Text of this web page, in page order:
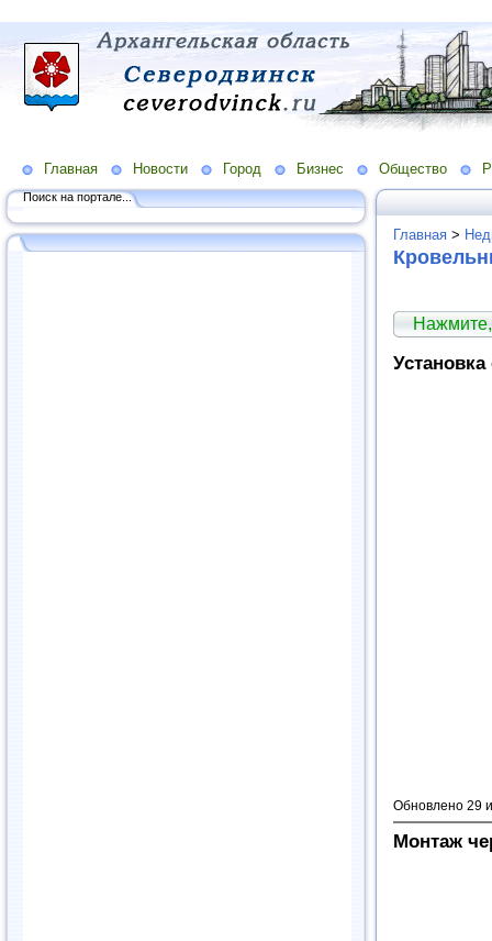
Главная Новости Город Бизнес Общество
Поиск на портале...
Главная >
Обновлено 29
Монтаж